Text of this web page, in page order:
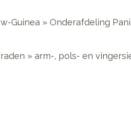
Guinea » Onderafdeling
» arm-, pols- en